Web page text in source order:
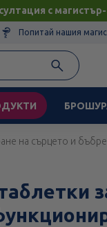
с
Попитай нашия
на сърцето и